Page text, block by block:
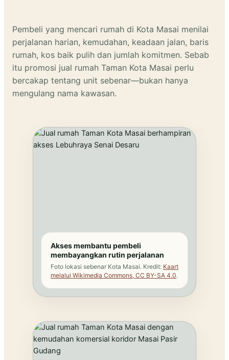
Pembeli yang mencari rumah di Kota Masai menilai
perjalanan harian, kemudahan, keadaan jalan, baris
rumah, kos baik pulih dan jumlah komitmen. Sebab
itu promosi jual rumah Taman Kota Masai perlu
bercakap tentang unit sebenar—bukan hanya
mengulang nama kawasan.
Akses membantu pembeli
membayangkan rutin perjalanan
Foto lokasi sebenar Kota Masai. Kredit: Kaart
melalui Wikimedia Commons, CC BY-SA 4.0.